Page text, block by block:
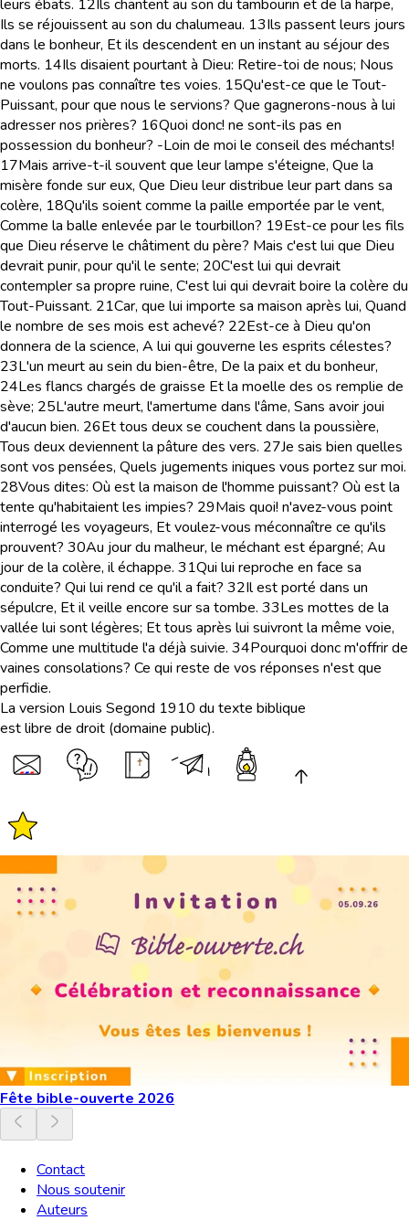
leurs ébats. 12Ils chantent au son du tambourin et de la harpe,
Ils se réjouissent au son du chalumeau. 13Ils passent leurs jours
dans le bonheur, Et ils descendent en un instant au séjour des
morts. 14Ils disaient pourtant à Dieu: Retire-toi de nous; Nous
ne voulons pas connaître tes voies. 15Qu'est-ce que le Tout-
Puissant, pour que nous le servions? Que gagnerons-nous à lui
adresser nos prières? 16Quoi donc! ne sont-ils pas en
possession du bonheur? -Loin de moi le conseil des méchants!
17Mais arrive-t-il souvent que leur lampe s'éteigne, Que la
misère fonde sur eux, Que Dieu leur distribue leur part dans sa
colère, 18Qu'ils soient comme la paille emportée par le vent,
Comme la balle enlevée par le tourbillon? 19Est-ce pour les fils
que Dieu réserve le châtiment du père? Mais c'est lui que Dieu
devrait punir, pour qu'il le sente; 20C'est lui qui devrait
contempler sa propre ruine, C'est lui qui devrait boire la colère du
Tout-Puissant. 21Car, que lui importe sa maison après lui, Quand
le nombre de ses mois est achevé? 22Est-ce à Dieu qu'on
donnera de la science, A lui qui gouverne les esprits célestes?
23L'un meurt au sein du bien-être, De la paix et du bonheur,
24Les flancs chargés de graisse Et la moelle des os remplie de
sève; 25L'autre meurt, l'amertume dans l'âme, Sans avoir joui
d'aucun bien. 26Et tous deux se couchent dans la poussière,
Tous deux deviennent la pâture des vers. 27Je sais bien quelles
sont vos pensées, Quels jugements iniques vous portez sur moi.
28Vous dites: Où est la maison de l'homme puissant? Où est la
tente qu'habitaient les impies? 29Mais quoi! n'avez-vous point
interrogé les voyageurs, Et voulez-vous méconnaître ce qu'ils
prouvent? 30Au jour du malheur, le méchant est épargné; Au
jour de la colère, il échappe. 31Qui lui reproche en face sa
conduite? Qui lui rend ce qu'il a fait? 32Il est porté dans un
sépulcre, Et il veille encore sur sa tombe. 33Les mottes de la
vallée lui sont légères; Et tous après lui suivront la même voie,
Comme une multitude l'a déjà suivie. 34Pourquoi donc m'offrir de
vaines consolations? Ce qui reste de vos réponses n'est que
perfidie.
La version Louis Segond 1910 du texte biblique
est libre de droit (domaine public).
Fête bible-ouverte 2026
Contact
Nous soutenir
Auteurs